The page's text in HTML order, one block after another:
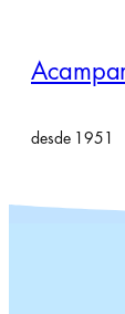
para
desde 1951